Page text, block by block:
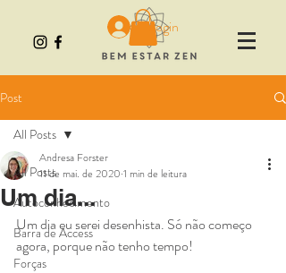
Login
Post
All Posts
Autoconhecimento
Barra de Access
Forças
All Posts
Um dia...
Andresa Forster
11 de mai. de 2020 1 min de leitura
Um dia eu serei desenhista. Só não começo
agora, porque não tenho tempo!